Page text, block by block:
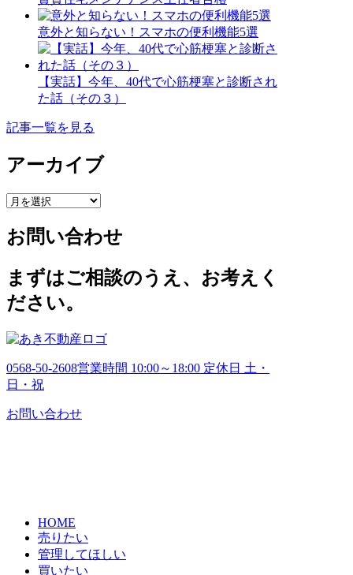
意外と知らない！スマホの便利機能5選
【実話】今年、40代で心筋梗塞と診断され
た話（その３）
記事一覧を見る
アーカイブ
ア
カ
イ
ブ
お問い合わせ
まずはご相談のうえ、お考えく
ださい。
0568-50-2608営業時間 10:00～18:00 定休日 土・
日・祝
お問い合わせ
HOME
売りたい
管理してほしい
買いたい